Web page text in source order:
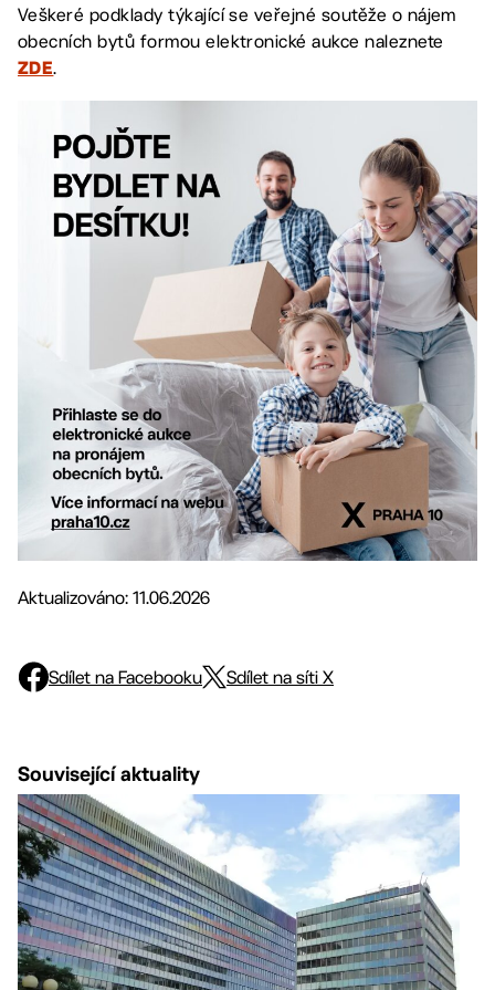
Veškeré podklady týkající se veřejné soutěže o nájem
obecních bytů formou elektronické aukce naleznete
ZDE.
Aktualizováno: 11.06.2026
Sdílet na Facebooku Sdílet na síti X
Související aktuality